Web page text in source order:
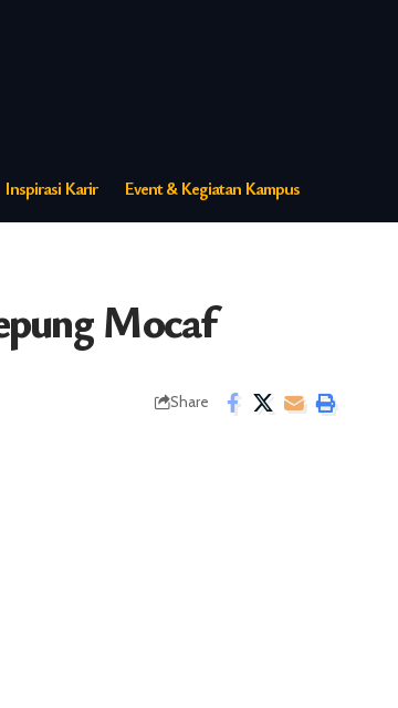
Inspirasi Karir Event & Kegiatan Kampus
Mocaf
Share